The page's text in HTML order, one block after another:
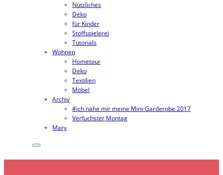
Nützliches
Deko
für Kinder
Stoffspielerei
Tutorials
Wohnen
Hometour
Deko
Textilien
Möbel
Archiv
#ich nähe mir meine Mini-Garderobe 2017
Verfuchster Montag
Mary